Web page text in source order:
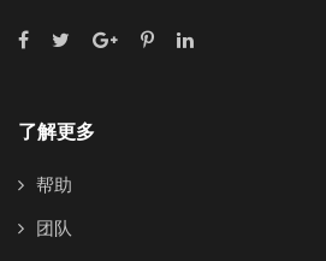
了解更多
帮助
团队